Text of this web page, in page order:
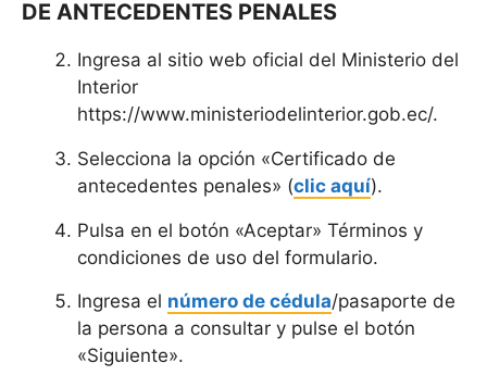
DE ANTECEDENTES PENALES
Ingresa al sitio web oficial del Ministerio del
Interior
https://www.ministeriodelinterior.gob.ec/.
Selecciona la opción «Certificado de
antecedentes penales» (clic aquí).
Pulsa en el botón «Aceptar» Términos y
condiciones de uso del formulario.
Ingresa el número de cédula/pasaporte de
la persona a consultar y pulse el botón
«Siguiente».